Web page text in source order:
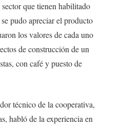
que tienen habilitado
pudo apreciar el producto
los valores de cada uno
de construcción de un
con café y puesto de
técnico de la cooperativa,
habló de la experiencia en